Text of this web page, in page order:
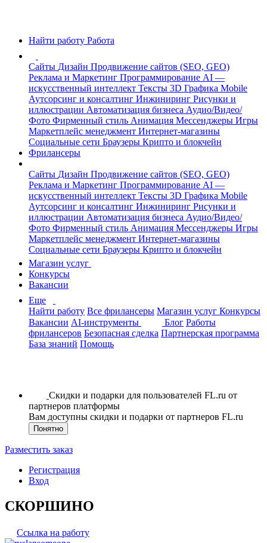
Найти работу Работа
Сайты Дизайн Продвижение сайтов (SEO, GEO)
Реклама и Маркетинг Программирование AI —
искусственный интеллект Тексты 3D Графика Mobile
Аутсорсинг и консалтинг Инжиниринг Рисунки и
иллюстрации Автоматизация бизнеса Аудио/Видео/
Фото Фирменный стиль Анимация Мессенджеры Игры
Маркетплейс менеджмент Интернет-магазины
Социальные сети Браузеры Крипто и блокчейн
Фрилансеры
Сайты Дизайн Продвижение сайтов (SEO, GEO)
Реклама и Маркетинг Программирование AI —
искусственный интеллект Тексты 3D Графика Mobile
Аутсорсинг и консалтинг Инжиниринг Рисунки и
иллюстрации Автоматизация бизнеса Аудио/Видео/
Фото Фирменный стиль Анимация Мессенджеры Игры
Маркетплейс менеджмент Интернет-магазины
Социальные сети Браузеры Крипто и блокчейн
Магазин услуг
Конкурсы
Вакансии
Еще
Найти работу Все фрилансеры Магазин услуг Конкурсы
Вакансии AI-инструменты Блог Работы
фрилансеров Безопасная сделка Партнерская программа
База знаний Помощь
Скидки и подарки для пользователей FL.ru от
партнеров платформы
Вам доступны скидки и подарки от партнеров FL.ru
Понятно
Разместить заказ
Регистрация
Вход
СКОРШИНО
Ссылка на работу